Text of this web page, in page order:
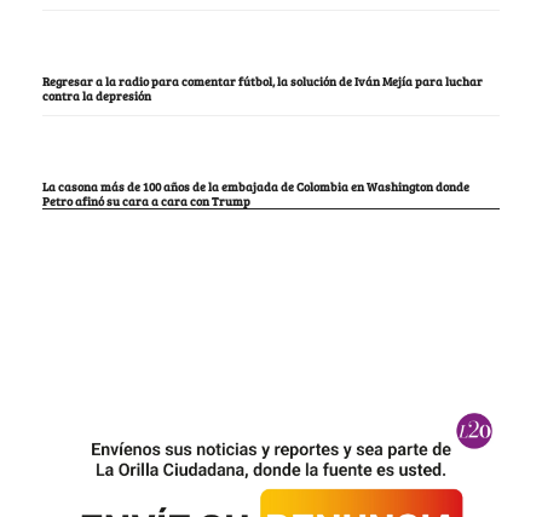
Regresar a la radio para comentar fútbol, la solución de Iván Mejía para luchar
contra la depresión
La casona más de 100 años de la embajada de Colombia en Washington donde
Petro afinó su cara a cara con Trump